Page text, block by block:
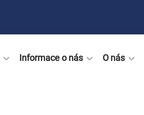
Informace o nás O nás